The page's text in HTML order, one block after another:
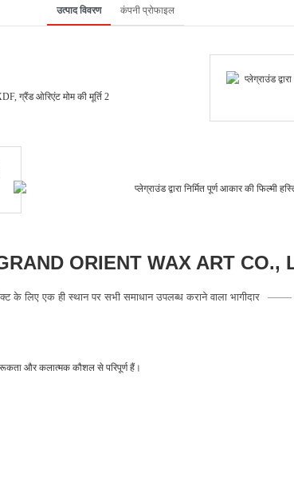
उत्पाद विवरण कंपनी प्रोफाइल
ORIENT WAX ART CO.,
के लिए एक ही स्थान पर सभी समाधान उपलब्ध कराने वाला भागीदार
और कलात्मक कौशल से परिपूर्ण हैं।